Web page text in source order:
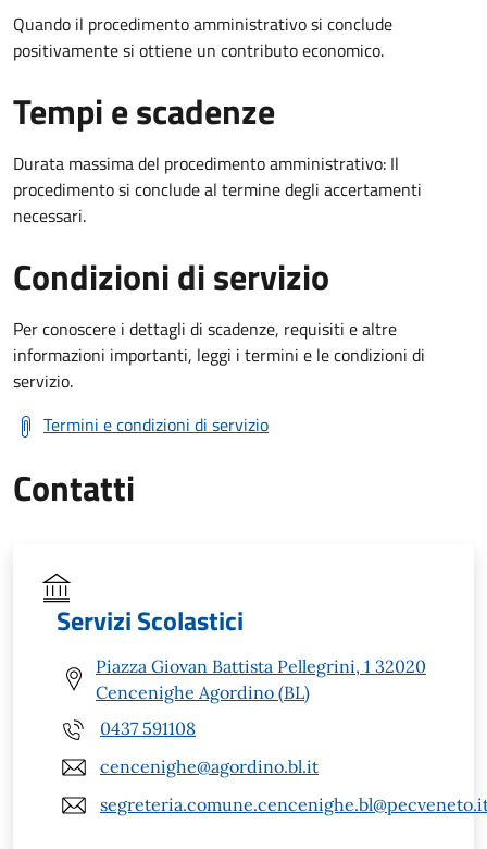
Quando il procedimento amministrativo si conclude
positivamente si ottiene un contributo economico.
Tempi e scadenze
Durata massima del procedimento amministrativo: Il
procedimento si conclude al termine degli accertamenti
necessari.
Condizioni di servizio
Per conoscere i dettagli di scadenze, requisiti e altre
informazioni importanti, leggi i termini e le condizioni di
servizio.
Termini e condizioni di servizio
Contatti
Servizi Scolastici
Piazza Giovan Battista Pellegrini, 1 32020
Cencenighe Agordino (BL)
0437 591108
cencenighe@agordino.bl.it